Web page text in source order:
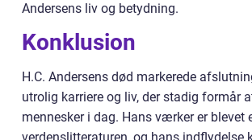
Andersens liv og betydning.
Konklusion
H.C. Andersens død markerede
utrolig karriere og liv, der stadig formår
mennesker i dag. Hans værker er blevet